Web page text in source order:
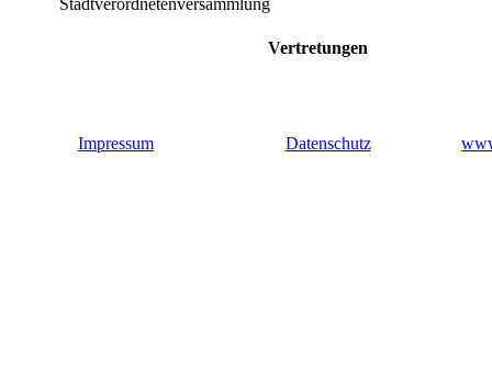
Stadtverordnetenversammlung
Vertretungen
Impressum Datenschutz